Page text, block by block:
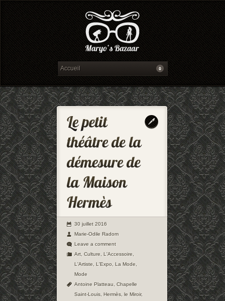
30 juillet 2016
Marie-Odile Radom
Leave a comment
Art Culture L'Accessoire
L'Artiste
L'Expo La Mode
Mode
Antoine Platteau Chapelle
Saint-Louis Hermès le Miroir,